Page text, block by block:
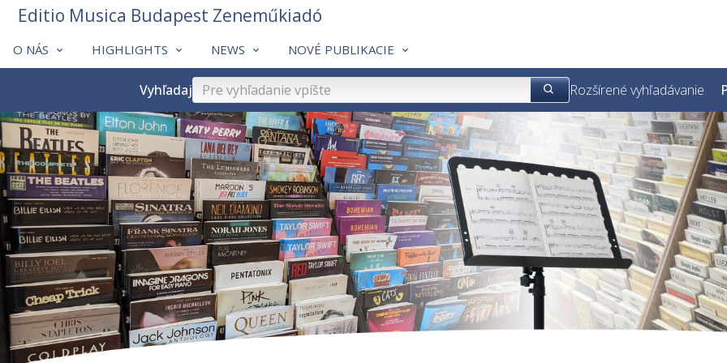
O NÁS HIGHLIGHTS NEWS NOVÉ PUBLIKACIE
Editio Musica Budapest Zeneműkiadó
Vyhľadaj Rozšírené vyhľadávanie